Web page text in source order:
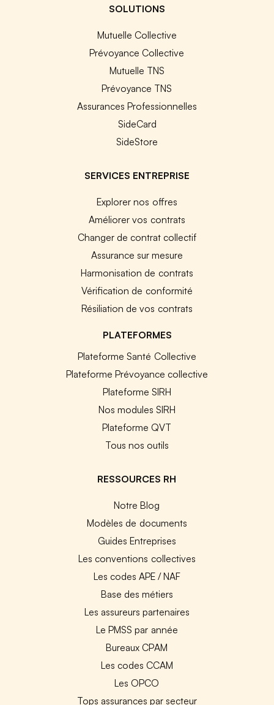
SOLUTIONS
Mutuelle Collective
Prévoyance Collective
Mutuelle TNS
Prévoyance TNS
Assurances Professionnelles
SideCard
SideStore
SERVICES ENTREPRISE
Explorer nos offres
Améliorer vos contrats
Changer de contrat collectif
Assurance sur mesure
Harmonisation de contrats
Vérification de conformité
Résiliation de vos contrats
PLATEFORMES
Plateforme Santé Collective
Plateforme Prévoyance collective
Plateforme SIRH
Nos modules SIRH
Plateforme QVT
Tous nos outils
RESSOURCES RH
Notre Blog
Modèles de documents
Guides Entreprises
Les conventions collectives
Les codes APE / NAF
Base des métiers
Les assureurs partenaires
Le PMSS par année
Bureaux CPAM
Les codes CCAM
Les OPCO
Tops assurances par secteur